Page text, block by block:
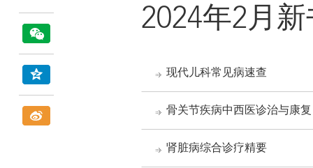
2024年2月
现代儿科常见病速查
骨关节疾病中西医诊治与康复
肾脏病综合诊疗精要